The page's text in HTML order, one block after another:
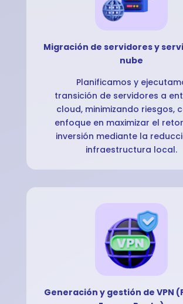
Migración de servidores y
nube
Planificamos y
transición de servidores a
cloud, minimizando riesgos,
enfoque en maximizar el
inversión mediante la
infraestructura local.
Generación y gestión de VPN